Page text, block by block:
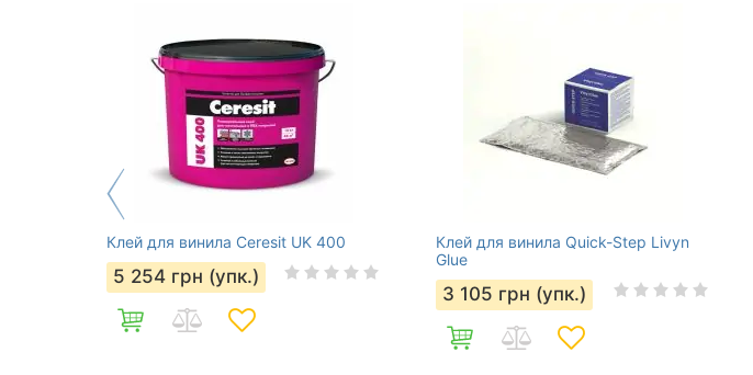
Клей для винила Ceresit UK 400
5 254 грн (упк.)
Клей для винила Quick-Step Livyn
Glue
3 105 грн (упк.)